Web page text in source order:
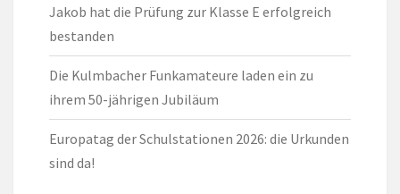
Jakob hat die Prüfung zur Klasse E erfolgreich
bestanden
Die Kulmbacher Funkamateure laden ein zu
ihrem 50-jährigen Jubiläum
Europatag der Schulstationen 2026: die Urkunden
sind da!